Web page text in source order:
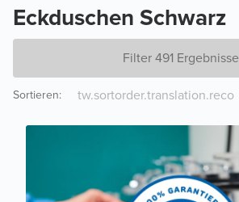
Eckduschen Schwarz
Filter 491 Ergebnisse
Sortieren: